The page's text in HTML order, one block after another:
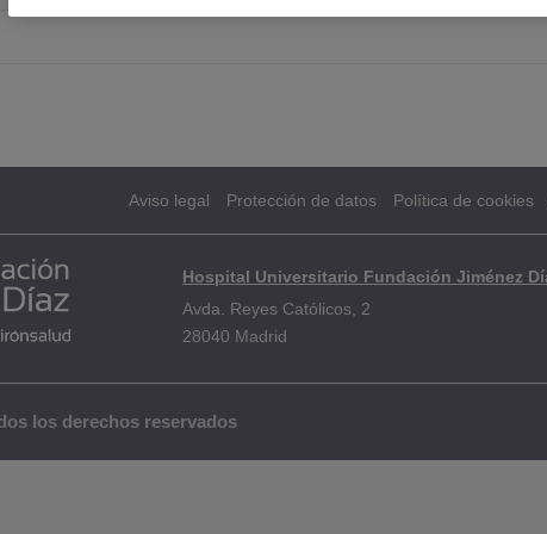
Aviso legal Protección de datos Política de cookies
Hospital Universitario Fundación Jiménez
Avda. Reyes Católicos, 2
28040 Madrid
los derechos reservados